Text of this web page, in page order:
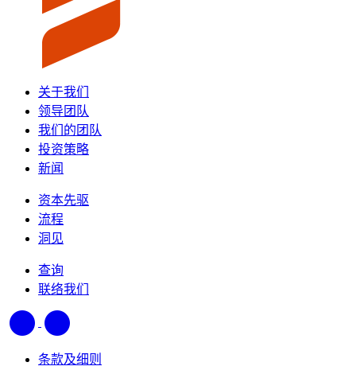
关于我们
领导团队
我们的团队
投资策略
新闻
资本先驱
流程
洞见
查询
联络我们
条款及细则